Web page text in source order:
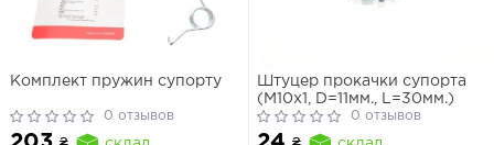
Комплект пружин супорту
0 отзывов
Штуцер прокачки супорта
(M10x1, D=11мм., L=30мм.)
0 отзывов